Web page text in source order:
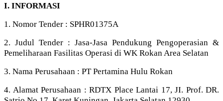
I. INFORMASI
1. Nomor Tender : SPHR01375A
2. Judul Tender : Jasa-Jasa Pendukung Pengoperasian &
Pemeliharaan Fasilitas Operasi di WK Rokan Area Selatan
3. Nama Perusahaan : PT Pertamina Hulu Rokan
4. Alamat Perusahaan : RDTX Place Lantai 17, JI. Prof. DR.